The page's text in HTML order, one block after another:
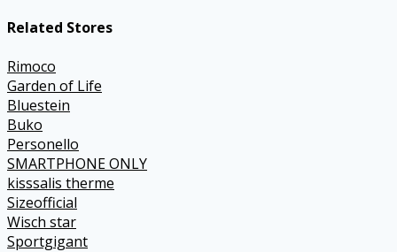
Related Stores
Rimoco
Garden of Life
Bluestein
Buko
Personello
SMARTPHONE ONLY
kisssalis therme
Sizeofficial
Wisch star
Sportgigant